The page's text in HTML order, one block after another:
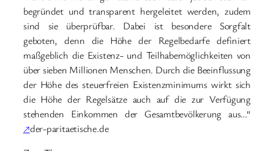
begründet und transparent hergeleitet werden, zudem
sind sie überprüfbar. Dabei ist besondere Sorgfalt
geboten, denn die Höhe der Regelbedarfe definiert
maßgeblich die Existenz- und Teilhabemöglichkeiten von
über sieben Millionen Menschen. Durch die Beeinflussung
der Höhe des steuerfreien Existenzminimums wirkt sich
die Höhe der Regelsätze auch auf die zur Verfügung
stehenden Einkommen der Gesamtbevölkerung aus…“
↗der-paritaetische.de